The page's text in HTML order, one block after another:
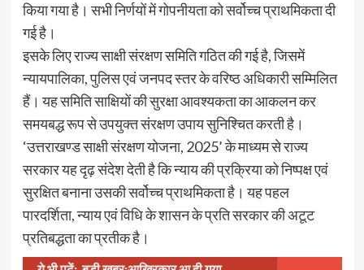
किया गया है। सभी निर्णयों में गोपनीयता को सर्वोच्च प्राथमिकता दी
गई है।
इसके लिए राज्य साक्षी संरक्षण समिति गठित की गई है, जिसमें
न्यायपालिका, पुलिस एवं जनपद स्तर के वरिष्ठ अधिकारी सम्मिलित
हैं। यह समिति साक्षियों की सुरक्षा आवश्यकता का आकलन कर
समयबद्ध रूप से उपयुक्त संरक्षण उपाय सुनिश्चित करती है।
‘उत्तराखण्ड साक्षी संरक्षण योजना, 2025’ के माध्यम से राज्य
सरकार यह दृढ़ संदेश देती है कि न्याय की प्रक्रिया को निष्पक्ष एवं
सुरक्षित बनाना उसकी सर्वोच्च प्राथमिकता है। यह पहल
पारदर्शिता, न्याय एवं विधि के शासन के प्रति सरकार की अटूट
प्रतिबद्धता का प्रतीक है।